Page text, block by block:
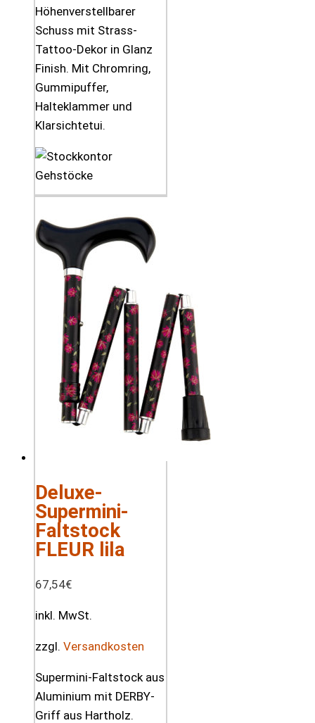
Höhenverstellbarer
Schuss mit Strass-
Tattoo-Dekor in Glanz
Finish. Mit Chromring,
Gummipuffer,
Halteklammer und
Klarsichtetui.
Deluxe-
Supermini-
Faltstock
FLEUR lila
67,54€
inkl. MwSt.
zzgl. Versandkosten
Supermini-Faltstock aus
Aluminium mit DERBY-
Griff aus Hartholz.